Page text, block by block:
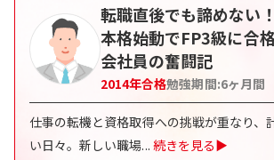
転職直後でも諦めない
本格始動でFP3級に合
会社員の奮闘記
2014年合格勉強期間:6ヶ月間
仕事の転機と資格取得への挑戦が重なり、
い日々。新しい職場... 続きを見る▶